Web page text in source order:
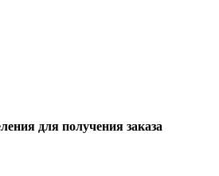
для получения заказа